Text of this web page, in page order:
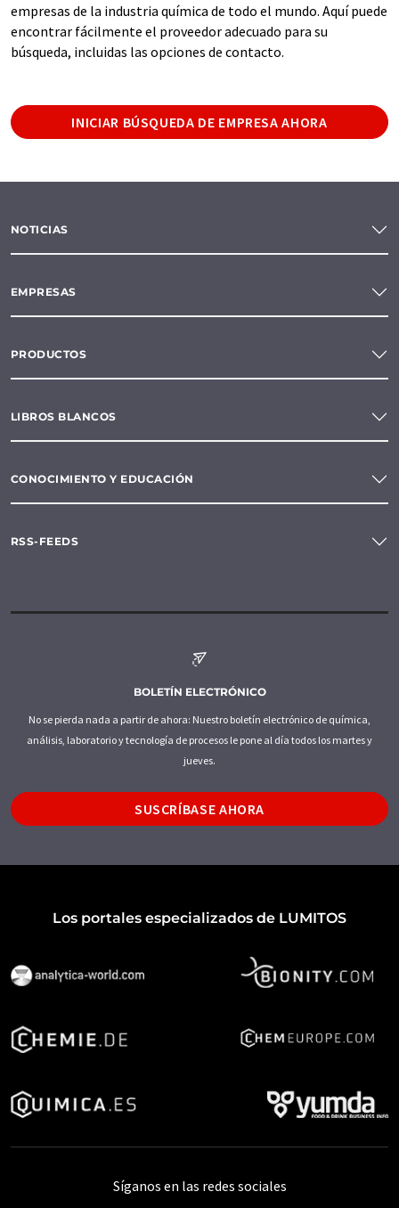
empresas de la industria química de todo el mundo. Aquí puede
encontrar fácilmente el proveedor adecuado para su
búsqueda, incluidas las opciones de contacto.
INICIAR BÚSQUEDA DE EMPRESA AHORA
NOTICIAS
EMPRESAS
PRODUCTOS
LIBROS BLANCOS
CONOCIMIENTO Y EDUCACIÓN
RSS-FEEDS
BOLETÍN ELECTRÓNICO
No se pierda nada a partir de ahora: Nuestro boletín electrónico de química,
análisis, laboratorio y tecnología de procesos le pone al día todos los martes y
jueves.
SUSCRÍBASE AHORA
Los portales especializados de LUMITOS
Síganos en las redes sociales